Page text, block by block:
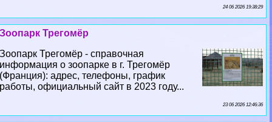
24 06 2026 19:38:29
Зоопарк Трегомёр
Зоопарк Трегомёр - справочная
информация о зоопарке в г. Трегомёр
(Франция): адрес, телефоны, график
работы, официальный сайт в 2023 году...
23 06 2026 12:46:36